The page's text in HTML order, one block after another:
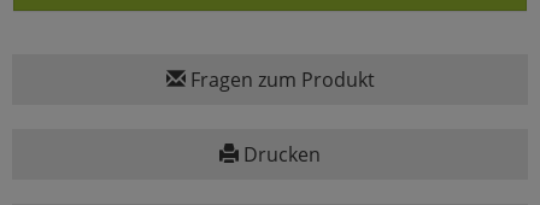
Fragen zum Produkt
Drucken